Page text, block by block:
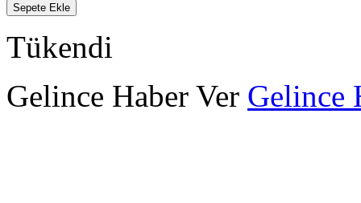
Sepete Ekle
Tükendi
Gelince Haber Ver Gelince